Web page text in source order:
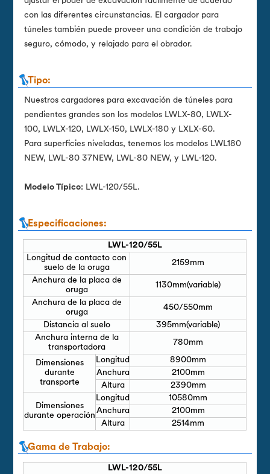
con las diferentes circunstancias. El cargador para
túneles también puede proveer una condición de trabajo
seguro, cómodo, y relajado para el obrador.
Tipo:
Nuestros cargadores para excavación de túneles para
pendientes grandes son los modelos LWLX-80, LWLX-
100, LWLX-120, LWLX-150, LWLX-180 y LXLX-60.
Para superficies niveladas, tenemos los modelos LWL180
NEW, LWL-80 37NEW, LWL-80 NEW, y LWL-120.
Modelo Típico: LWL-120/55L.
Especificaciones:
LWL-120/55L
Longitud de contacto con
suelo de la oruga
2159mm
Anchura de la placa de
oruga
1130mm(variable)
Anchura de la placa de
oruga
450/550mm
Distancia al suelo
395mm(variable)
Anchura interna de la
transportadora
780mm
Dimensiones
durante
transporte
Longitud
8900mm
Anchura
2100mm
Altura
2390mm
Dimensiones
durante operación
Longitud
10580mm
Anchura
2100mm
Altura
2514mm
Gama de Trabajo:
LWL-120/55L